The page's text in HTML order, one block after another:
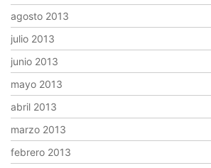
agosto 2013
julio 2013
junio 2013
mayo 2013
abril 2013
marzo 2013
febrero 2013